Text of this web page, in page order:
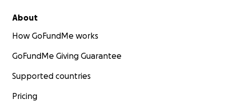
About
How GoFundMe works
GoFundMe Giving Guarantee
Supported countries
Pricing